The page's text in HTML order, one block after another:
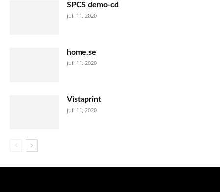
SPCS demo-cd
juli 11, 2020
home.se
juli 11, 2020
Vistaprint
juli 11, 2020